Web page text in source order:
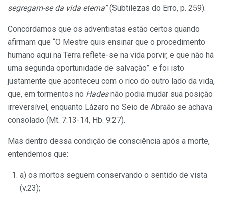
segregam-se da vida eterna”(Subtilezas do Erro, p. 259).
Concordamos que os adventistas estão certos quando
afirmam que “O Mestre quis ensinar que o procedimento
humano aqui na Terra reflete-se na vida porvir, e que não há
uma segunda oportunidade de salvação”. e foi isto
justamente que aconteceu com o rico do outro lado da vida,
que, em tormentos no Hadesnão podia mudar sua posição
irreversível, enquanto Lázaro no Seio de Abraão se achava
consolado (Mt. 7:13-14, Hb. 9:27).
Mas dentro dessa condição de consciência após a morte,
entendemos que:
a) os mortos seguem conservando o sentido de vista
(v.23);